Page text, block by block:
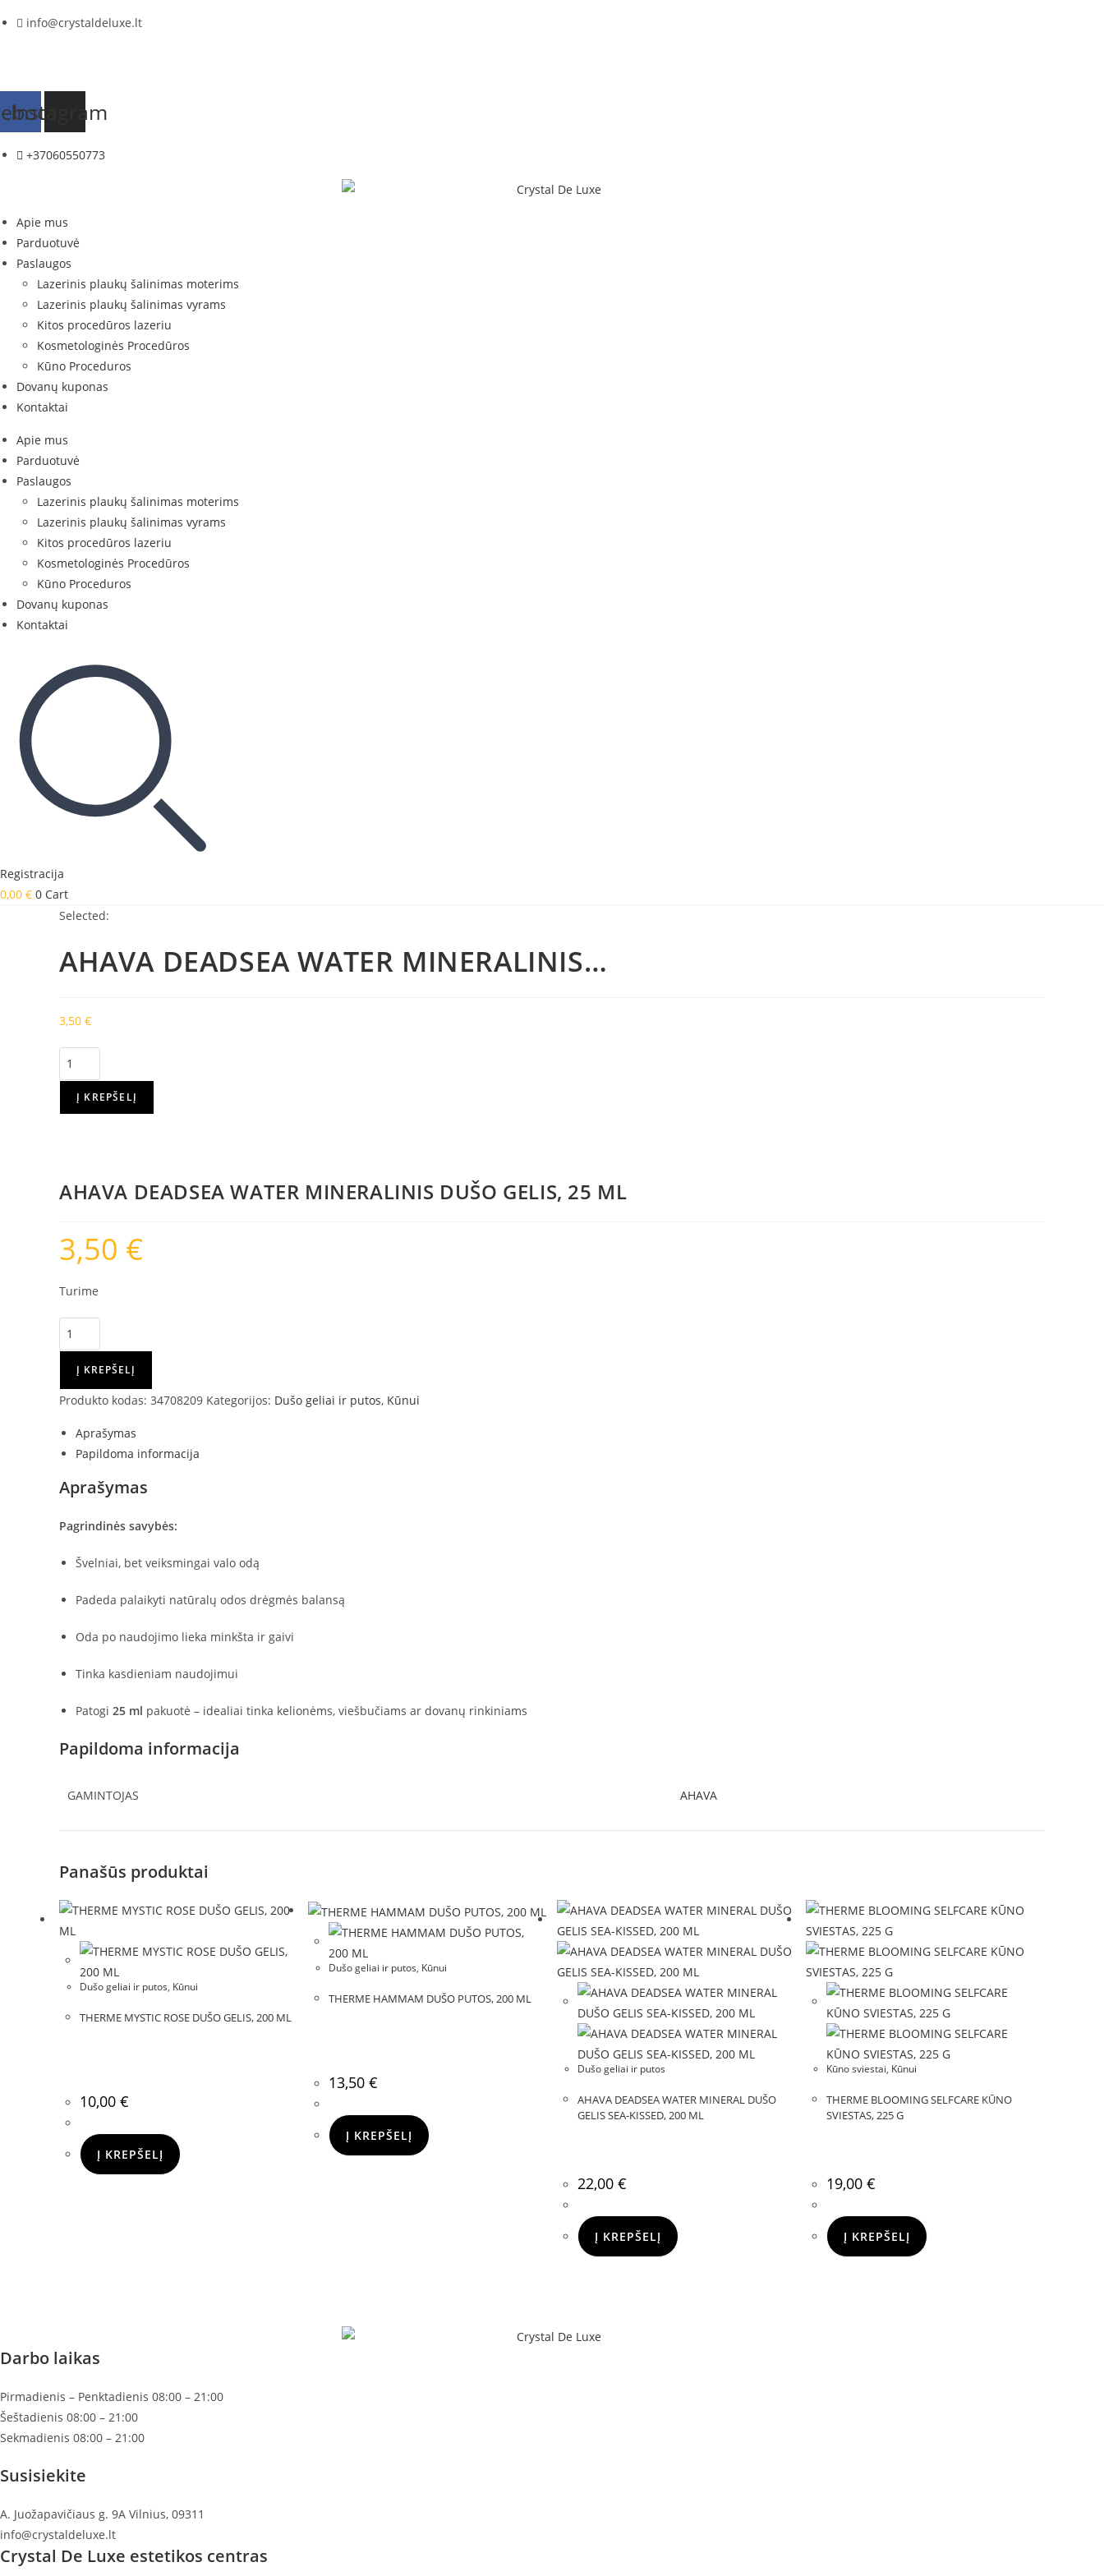
Skip info@crystaldeluxe.lt
Instagram
+37060550773
Apie mus
Parduotuvė
Paslaugos
Lazerinis plaukų šalinimas moterims
Lazerinis plaukų šalinimas vyrams
Kitos procedūros lazeriu
Kosmetologinės Procedūros
Kūno Proceduros
Dovanų kuponas
Kontaktai
Apie mus
Parduotuvė
Paslaugos
Lazerinis plaukų šalinimas moterims
Lazerinis plaukų šalinimas vyrams
Kitos procedūros lazeriu
Kosmetologinės Procedūros
Kūno Proceduros
Dovanų kuponas
Kontaktai
Registracija
0,00 € 0 Cart
Selected:
AHAVA DEADSEA WATER MINERALINIS…
3,50 €
produkto
kiekis:
AHAVA
DEADSEA
GELIS,
ML
Į KREPŠELĮ
AHAVA DEADSEA WATER MINERALINIS DUŠO GELIS, 25 ML
3,50 €
Turime
produkto
kiekis:
AHAVA
DEADSEA
WATER
MINERALINIS
DUŠO
25
Į KREPŠELĮ
Produkto kodas: 34708209 Kategorijos: Dušo geliai ir putos, Kūnui
Aprašymas
Papildoma informacija
Aprašymas
Pagrindinės savybės:
Švelniai, bet veiksmingai valo odą
Padeda palaikyti natūralų odos drėgmės balansą
Oda po naudojimo lieka minkšta ir gaivi
Tinka kasdieniam naudojimui
Patogi 25 ml pakuotė – idealiai tinka kelionėms, viešbučiams ar dovanų rinkiniams
Papildoma informacija
GAMINTOJAS AHAVA
Panašūs produktai
Dušo geliai ir putos, Kūnui
THERME MYSTIC ROSE DUŠO GELIS, 200 ML
10,00 €
Į KREPŠELĮ
Dušo geliai ir putos, Kūnui
THERME HAMMAM DUŠO PUTOS, 200 ML
13,50€
Į KREPŠELĮ
Dušo geliai ir putos
AHAVA DEADSEA WATER MINERAL DUŠO
GELIS SEA-KISSED, 200 ML
22,00€
Į KREPŠELĮ
Kūno sviestai, Kūnui
THERME BLOOMING SELFCARE KŪNO
SVIESTAS, 225 G
19,00€
Į KREPŠELĮ
Darbo laikas
Pirmadienis – Penktadienis 08:00 – 21:00
Šeštadienis 08:00 – 21:00
Sekmadienis 08:00 – 21:00
Susisiekite
A. Juožapavičiaus g. 9A Vilnius, 09311
info@crystaldeluxe.lt
Crystal De Luxe estetikos centras